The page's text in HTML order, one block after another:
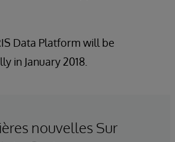
Data Platform will be
in January 2018.
nouvelles Sur